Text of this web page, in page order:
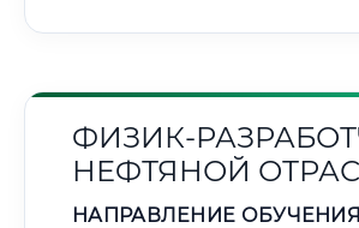
ФИЗИК-
НЕФТЯНОЙ
НАПРАВЛЕНИЕ